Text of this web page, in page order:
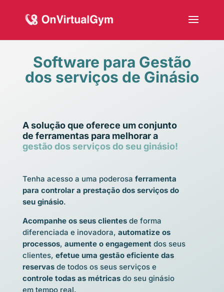
Software para Gestão
dos serviços de Ginásio
A solução que oferece um conjunto
de ferramentas para melhorar a
gestão dos serviços do seu ginásio!
Tenha acesso a uma poderosa ferramenta
para controlar a prestação dos serviços do
seu ginásio.
Acompanhe os seus clientesde forma
diferenciada e inovadora, automatize os
processos, aumente o engagementdos seus
clientes, efetue uma gestão eficiente das
reservasde todos os seus serviços e
controle todas as métricasdo seu ginásio
em tempo real.